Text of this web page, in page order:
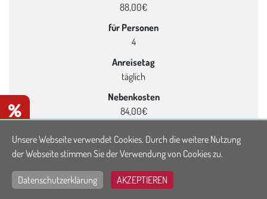
Unsere Webseite verwendet Cookies. Durch die weitere Nutzung
der Webseite stimmen Sie der Verwendung von Cookies zu.
Datenschutzerklärung AKZEPTIEREN
88,00€
für Personen
4
Anreisetag
täglich
Nebenkosten
84,00€
*
Nachsaison